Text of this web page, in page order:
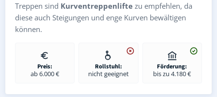
Treppen sind Kurventreppenlifte zu empfehlen, da
diese auch Steigungen und enge Kurven bewältigen
können.
Preis:
ab 6.000 €
Rollstuhl:
nicht geeignet
Förderung:
bis zu 4.180 €